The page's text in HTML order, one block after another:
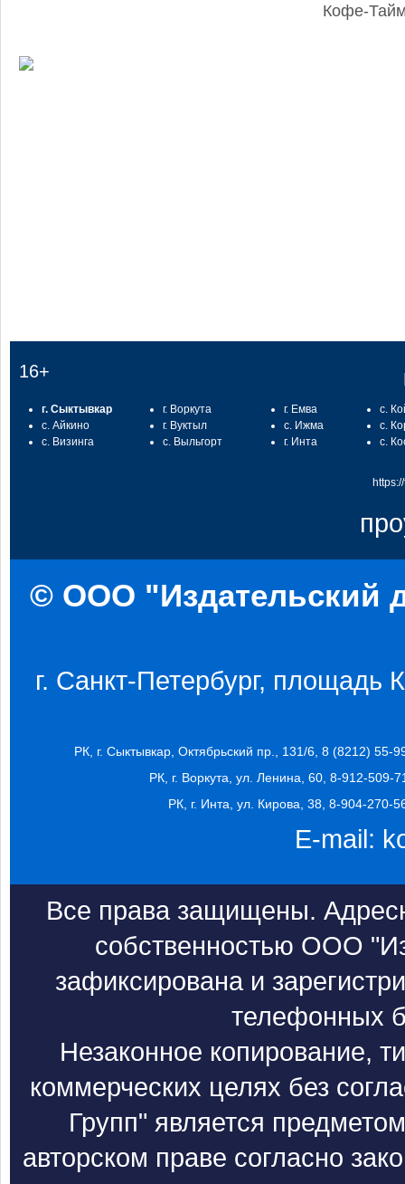
Кофе-
16+
г. Сыктывкар
с. Айкино
с. Визинга
г. Воркута
г. Вуктыл
с. Выльгорт
г. Емва
с. Ижма
г. Инта
с.
с.
с.
© ООО "Издательский
г. Санкт-Петербург, площадь
РК, г. Сыктывкар, Октябрьский пр., 131/6, 8 (8212) 55-
РК, г. Воркута, ул. Ленина, 60, 8-912-509-
РК, г. Инта, ул. Кирова, 38, 8-904-270-
E-mail:
Все права защищены.
собственностью ООО
зафиксирована и
телефонных
Незаконное копирование,
коммерческих целях без
Групп" является
авторском праве согласно